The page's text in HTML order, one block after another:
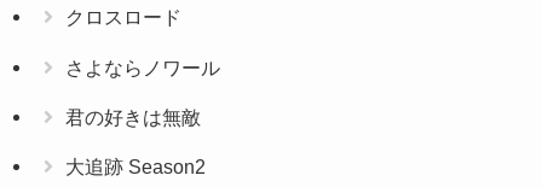
クロスロード
さよならノワール
君の好きは無敵
大追跡 Season2